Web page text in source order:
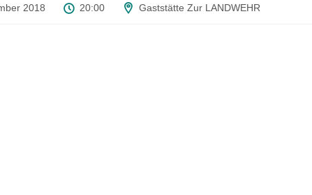
2018 20:00 Gaststätte Zur LANDWEHR